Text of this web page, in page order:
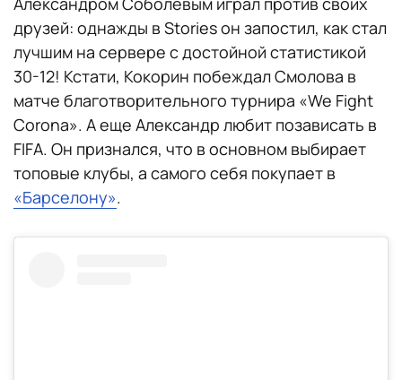
друзей: однажды в Stories он запостил, как стал
лучшим на сервере с достойной статистикой
30-12! Кстати, Кокорин побеждал Смолова в
матче благотворительного турнира «We Fight
Corona». А еще Александр любит позависать в
FIFA. Он признался, что в основном выбирает
топовые клубы, а самого себя покупает в
«Барселону».